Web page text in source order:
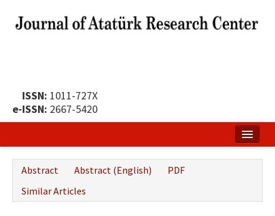
ISSN: 1011-727X
e-ISSN: 2667-5420
Publication Policy
Abstract Abstract (English)
PDF
Similar Articles